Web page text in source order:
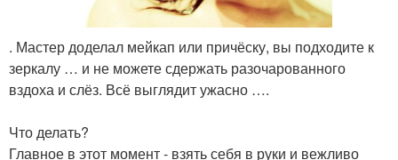
. Мастер доделал мейкап или причёску, вы подходите к
зеркалу … и не можете сдержать разочарованного
вздоха и слёз. Всё выглядит ужасно ….
Что делать?
Главное в этот момент - взять себя в руки и вежливо